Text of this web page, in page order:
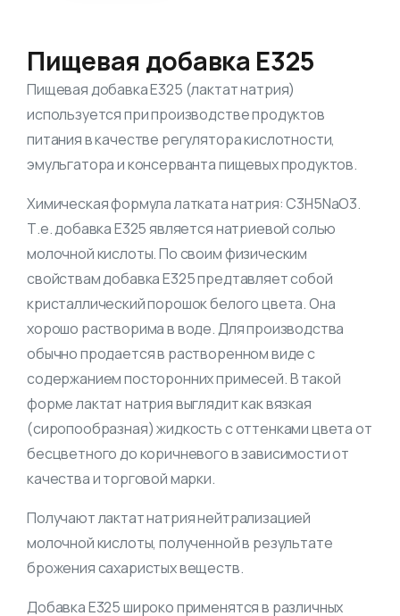
Пищевая добавка Е325
Пищевая добавка Е325 (лактат натрия)
используется при производстве продуктов
питания в качестве регулятора кислотности,
эмульгатора и консерванта пищевых продуктов.
Химическая формула латката натрия: С3Н5NaO3.
Т.е. добавка Е325 является натриевой солью
молочной кислоты.​ По своим физическим
свойствам добавка Е325 предтавляет собой
кристаллический порошок белого цвета. Она
хорошо растворима в воде. Для производства
обычно продается в растворенном виде с
содержанием посторонних примесей. В такой
форме лактат натрия выглядит как вязкая
(сиропообразная) жидкость с оттенками цвета от
бесцветного до коричневого в зависимости от
качества и торговой марки.
Получают лактат натрия нейтрализацией
молочной кислоты, полученной в результате
брожения сахаристых веществ.
Добавка Е325 широко применятся в различных